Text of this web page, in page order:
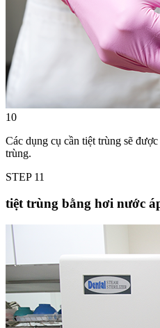
10
Các dụng cụ cần tiệt trùng sẽ
trùng.
STEP 11
tiệt trùng bằng hơi nước